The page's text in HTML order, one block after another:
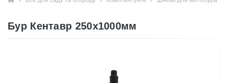
Бур Кентавр 250x1000мм